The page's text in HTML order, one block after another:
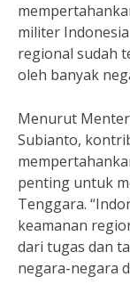
militer
regional sudah
oleh banyak
Menurut
Subianto,
penting untuk
Tenggara.
keamanan
dari tugas dan
negara-negara